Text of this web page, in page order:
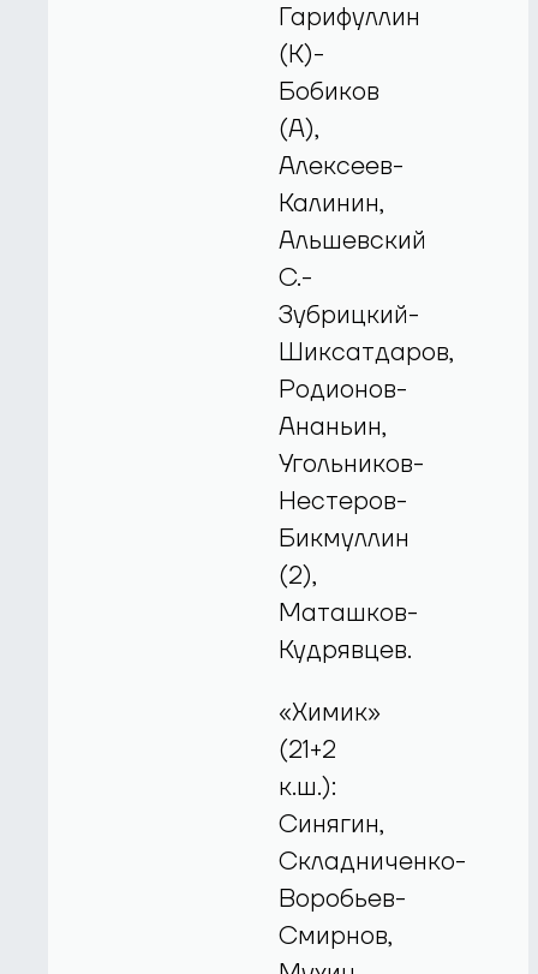
Гарифуллин
(К)-
Бобиков
(А),
Алексеев-
Калинин,
Альшевский
С.-
Зубрицкий-
Шиксатдаров,
Родионов-
Ананьин,
Угольников-
Нестеров-
Бикмуллин
(2),
Маташков-
Кудрявцев.
«Химик»
(21+2
к.ш.):
Синягин,
Складниченко-
Воробьев-
Смирнов,